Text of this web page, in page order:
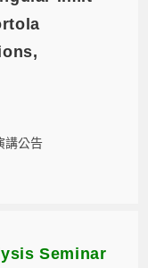
講公告
Seminar